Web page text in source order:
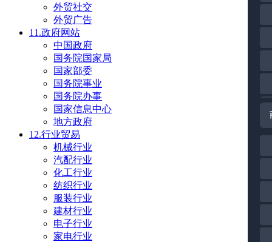
外贸社交
外贸广告
11.政府网站
中国政府
国务院国家局
国家部委
国务院事业
国务院办事
国家信息中心
地方政府
12.行业贸易
机械行业
汽配行业
化工行业
纺织行业
服装行业
建材行业
电子行业
家电行业